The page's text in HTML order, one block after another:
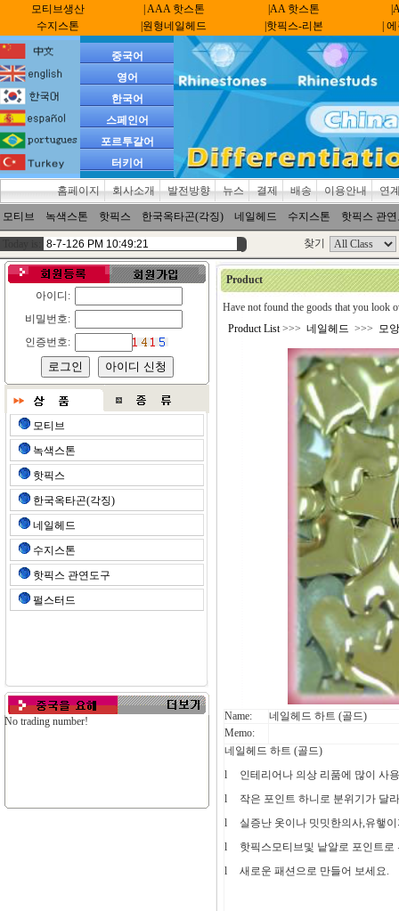
모티브생산 | AAA 핫스톤 |AA 핫스톤
수지스톤
|원형네일헤드 |핫픽스-리본 |
중국어
영어
한국어
스페인어
포르투갈어
터키어
홈페이지 회사소개 발전방향 뉴스 결제 배송 이용안내 연
모티브 녹색스톤 핫픽스 한국옥타곤(각징) 네일헤드 수지스톤 핫픽스 관
찾기
아이디:
비밀번호:
인증번호:
모티브
녹색스톤
핫픽스
한국옥타곤(각징)
네일헤드
수지스톤
핫픽스 관연도구
펄스터드
No trading number!
Product
Have not found the goods that you look
Product List>>> 네일헤드 >>> 모
Name:
네일헤드 하트 (골드)
Memo:
네일헤드 하트 (골드)
l
인테리어나 의상 리품에 많이 사
l
작은 포인트 하니로 분위기가 달
l
실증난 옷이나 밋밋한의사,유햏
l
핫픽스모티브및 낱알로 포인트로
l
새로운 패션으로 만들어 보세요.